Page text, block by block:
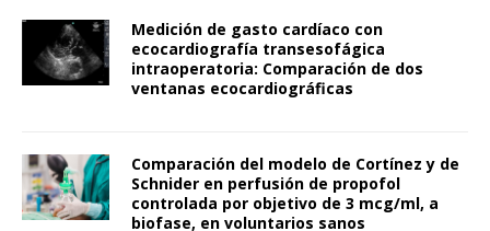
Medición de gasto cardíaco con
ecocardiografía transesofágica
intraoperatoria: Comparación de dos
ventanas ecocardiográficas
Comparación del modelo de Cortínez y de
Schnider en perfusión de propofol
controlada por objetivo de 3 mcg/ml, a
biofase, en voluntarios sanos